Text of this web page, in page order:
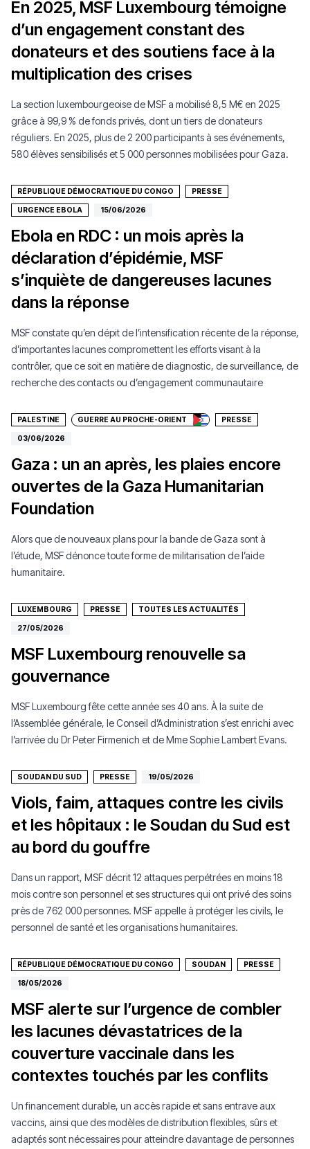
En 2025, MSF Luxembourg témoigne
d’un engagement constant des
donateurs et des soutiens face à la
multiplication des crises
La section luxembourgeoise de MSF a mobilisé 8,5 M€ en 2025
grâce à 99,9 % de fonds privés, dont un tiers de donateurs
réguliers. En 2025, plus de 2 200 participants à ses événements,
580 élèves sensibilisés et 5 000 personnes mobilisées pour Gaza.
RÉPUBLIQUE DÉMOCRATIQUE DU CONGO PRESSE
URGENCE EBOLA 15/06/2026
Ebola en RDC : un mois après la
déclaration d’épidémie, MSF
s’inquiète de dangereuses lacunes
dans la réponse
MSF constate qu’en dépit de l’intensification récente de la réponse,
d’importantes lacunes compromettent les efforts visant à la
contrôler, que ce soit en matière de diagnostic, de surveillance, de
recherche des contacts ou d’engagement communautaire
Faire un don
PALESTINE GUERRE AU PROCHE-ORIENT PRESSE
03/06/2026
Gaza : un an après, les plaies encore
ouvertes de la Gaza Humanitarian
Foundation
Alors que de nouveaux plans pour la bande de Gaza sont à
l’étude, MSF dénonce toute forme de militarisation de l’aide
humanitaire.
LUXEMBOURG PRESSE TOUTES LES ACTUALITÉS
27/05/2026
MSF Luxembourg renouvelle sa
gouvernance
MSF Luxembourg fête cette année ses 40 ans. À la suite de
l’Assemblée générale, le Conseil d’Administration s’est enrichi avec
l’arrivée du Dr Peter Firmenich et de Mme Sophie Lambert Evans.
SOUDAN DU SUD PRESSE 19/05/2026
Viols, faim, attaques contre les civils
et les hôpitaux : le Soudan du Sud est
au bord du gouffre
Dans un rapport, MSF décrit 12 attaques perpétrées en moins 18
mois contre son personnel et ses structures qui ont privé des soins
près de 762 000 personnes. MSF appelle à protéger les civils, le
personnel de santé et les organisations humanitaires.
RÉPUBLIQUE DÉMOCRATIQUE DU CONGO SOUDAN PRESSE
18/05/2026
MSF alerte sur l’urgence de combler
les lacunes dévastatrices de la
couverture vaccinale dans les
contextes touchés par les conflits
Un financement durable, un accès rapide et sans entrave aux
vaccins, ainsi que des modèles de distribution flexibles, sûrs et
adaptés sont nécessaires pour atteindre davantage de personnes